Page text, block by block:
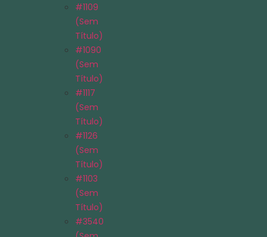
#1109
(sem
Título)
#1090
(sem
Título)
#1117
(sem
Título)
#1126
(sem
Título)
#1103
(sem
Título)
#3540